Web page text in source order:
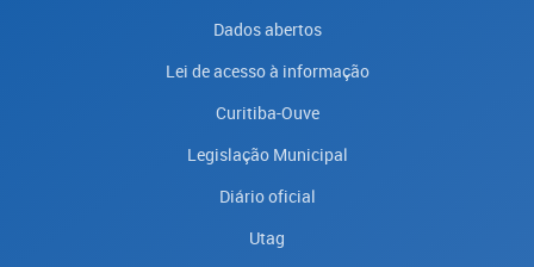
Dados abertos
Lei de acesso à informação
Curitiba-Ouve
Legislação Municipal
Diário oficial
Utag